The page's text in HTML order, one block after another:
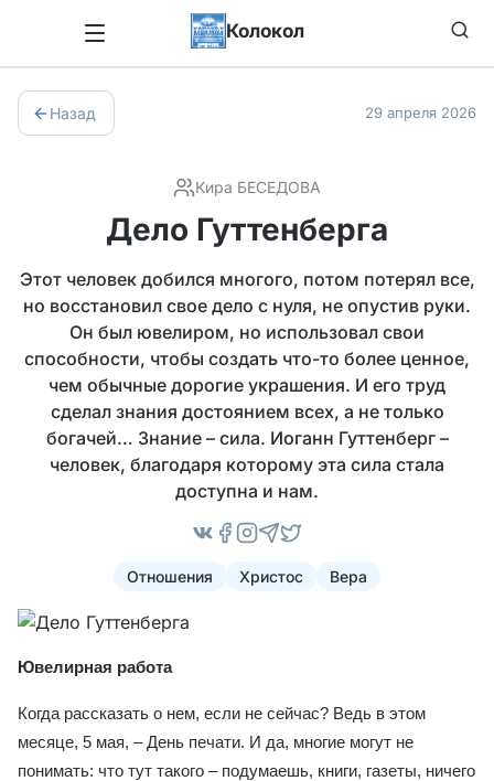
Колокол
Назад 29 апреля 2026
Кира БЕСЕДОВА
Дело Гуттенберга
Этот человек добился многого, потом потерял все,
но восстановил свое дело с нуля, не опустив руки.
Он был ювелиром, но использовал свои
способности, чтобы создать что-то более ценное,
чем обычные дорогие украшения. И его труд
сделал знания достоянием всех, а не только
богачей… Знание – сила. Иоганн Гуттенберг –
человек, благодаря которому эта сила стала
доступна и нам.
Отношения Христос Вера
Ювелирная работа
Когда рассказать о нем, если не сейчас? Ведь в этом
месяце, 5 мая, – День печати. И да, многие могут не
понимать: что тут такого – подумаешь, книги, газеты, ничего